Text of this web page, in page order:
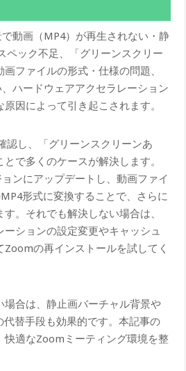
動画（MP4）が再生されない・静
ペック不足、「グリーンスクリー
ファイルの形式・仕様の問題、
ハードウェアアクセラレーション
因によって引き起こされます。
認し、「グリーンスクリーンあ
で多くのケースが解決します。
ンにアップデートし、動画ファイ
形式に変換することで、さらに
。それでも解決しない場合は、
ションの設定変更やキャッシュ
Zoomの再インストールを試してく
場合は、静止画バーチャル背景や
代替手段も効果的です。本記事の
快適なZoomミーティング環境を整